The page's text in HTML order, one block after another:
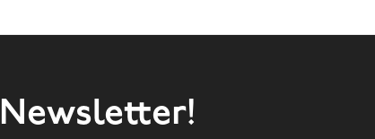
Newsletter!